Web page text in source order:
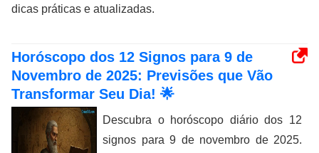
dicas práticas e atualizadas.
Horóscopo dos 12 Signos para 9 de
Novembro de 2025: Previsões que Vão
Transformar Seu Dia! 🌟
Descubra o horóscopo diário dos 12
signos para 9 de novembro de 2025.